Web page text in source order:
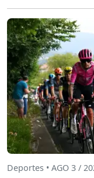
Deportes • AGO 3 /